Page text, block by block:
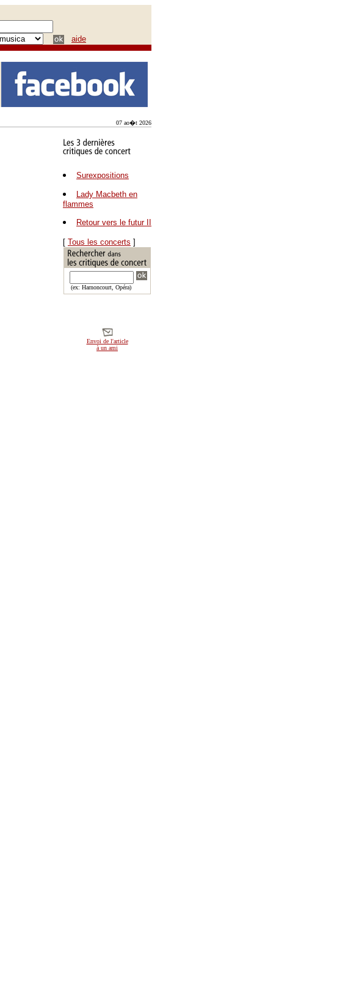
aide
07 ao�t 2026
Surexpositions
Lady Macbeth en
flammes
Retour vers le futur II
[ Tous les concerts ]
(ex: Harnoncourt, Opéra)
Envoi de l'article
à un ami